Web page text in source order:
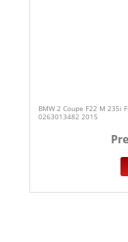
BMW 2 Coupe F22 M 235i
0263013482 2015